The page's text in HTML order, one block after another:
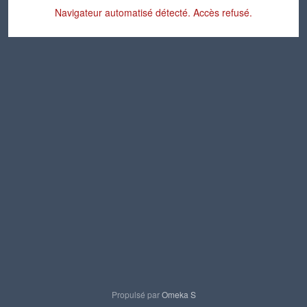
Navigateur automatisé détecté. Accès refusé.
Propulsé parOmeka S